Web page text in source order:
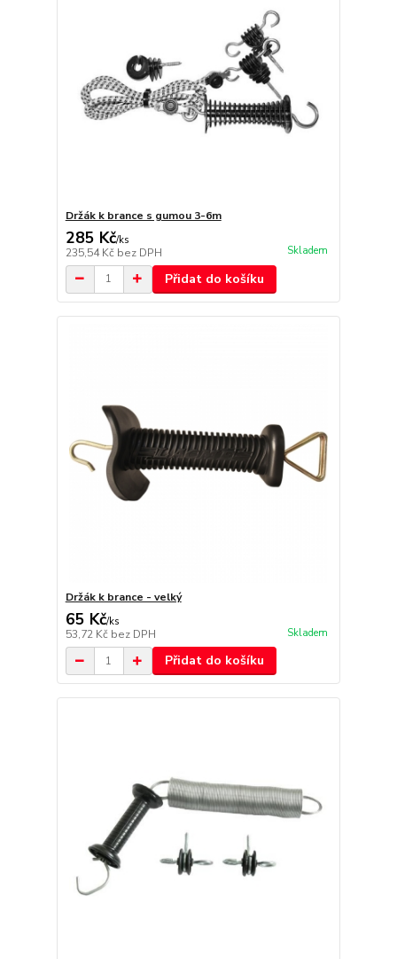
Držák k brance s gumou 3-6m
285 Kč/ks
235,54 Kč bez DPH Skladem
Přidat do košíku
Držák k brance - velký
65 Kč/ks
53,72 Kč bez DPH Skladem
Přidat do košíku